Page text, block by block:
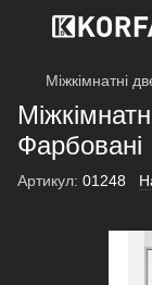
Міжкімнатні
Фарбовані
Артикул: 01248